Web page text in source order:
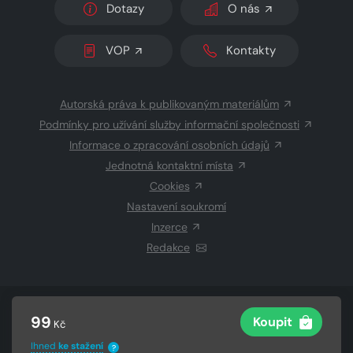
99 Kč Koupit
Ihned ke stažení ?
Dotazy O nás
VOP Kontakty
Autorská práva k publikovaným materiálům
Podmínky pro užívání služby informační společnosti
Informace o zpracování osobních údajů
Jednotná kontaktní místa
Cookies
Nastavení soukromí
Inzerce
Redakce
CZECH NEWS CENTER a.s.a dodavatelé
Vysázeno